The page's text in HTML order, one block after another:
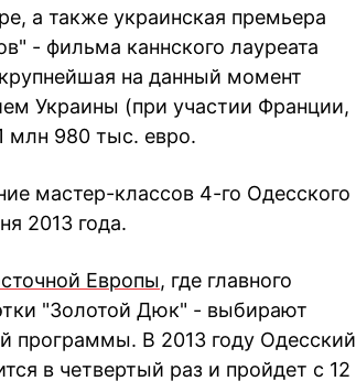
а также украинская премьера
- фильма каннского лауреата
на данный момент
Украины (при участии Франции,
980 тыс. евро.
мастер-классов 4-го Одесского
2013 года.
Европы, где главного
"Золотой Дюк" - выбирают
программы. В 2013 году Одесский
в четвертый раз и пройдет с 12